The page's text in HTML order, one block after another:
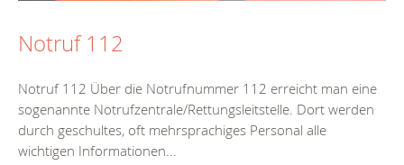
Notruf 112
Notruf 112 Über die Notrufnummer 112 erreicht man eine
sogenannte Notrufzentrale/Rettungsleitstelle. Dort werden
durch geschultes, oft mehrsprachiges Personal alle
wichtigen Informationen...